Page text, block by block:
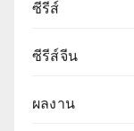
ซีรีส์
ซีรีส์จีน
ผลงาน